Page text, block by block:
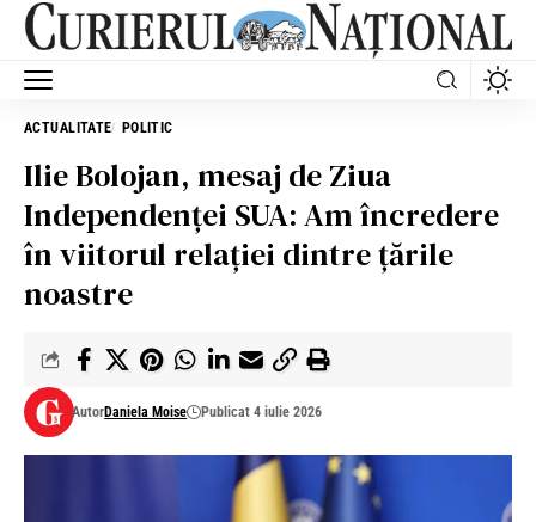
ACTUALITATE POLITIC
Ilie Bolojan, mesaj de Ziua
Independenței SUA: Am încredere
în viitorul relației dintre țările
noastre
AutorDaniela Moise Publicat 4 iulie 2026